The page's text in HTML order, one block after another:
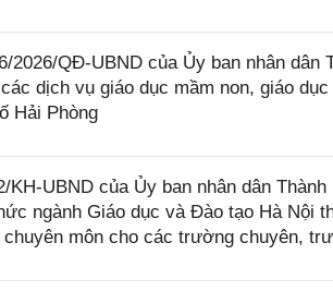
2026/QĐ-UBND của Ủy ban nhân
dịch vụ giáo dục mầm non, giáo
Hải Phòng
KH-UBND của Ủy ban nhân dân
ngành Giáo dục và Đào tạo Hà Nội
chuyên môn cho các trường chuyên,